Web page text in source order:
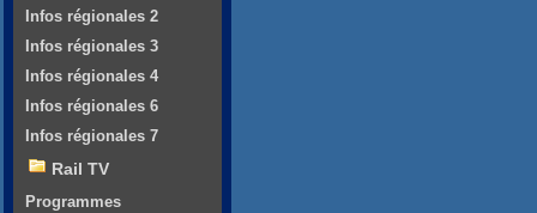
Infos régionales 2
Infos régionales 3
Infos régionales 4
Infos régionales 6
Infos régionales 7
Rail TV
Programmes